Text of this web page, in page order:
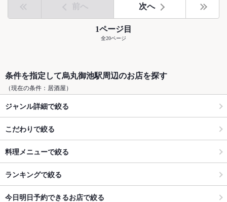
前へ 次へ
1ページ目
全20ページ
条件を指定して烏丸御池駅周辺のお店を探す
（現在の条件：居酒屋）
ジャンル詳細で絞る
こだわりで絞る
料理メニューで絞る
ランキングで絞る
今日明日予約できるお店で絞る